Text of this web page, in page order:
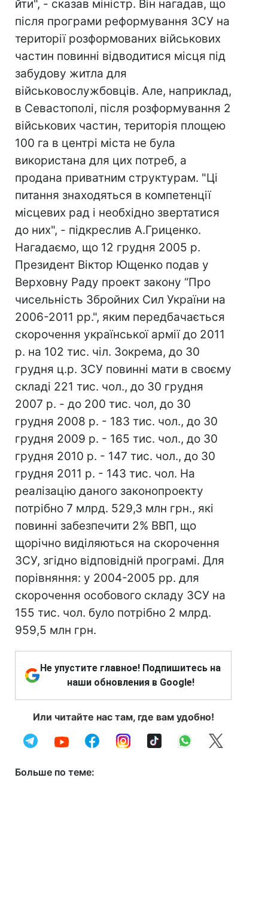
йти", - сказав міністр. Він нагадав, що
після програми реформування ЗСУ на
території розформованих військових
частин повинні відводитися місця під
забудову житла для
військовослужбовців. Але, наприклад,
в Севастополі, після розформування 2
військових частин, територія площею
100 га в центрі міста не була
використана для цих потреб, а
продана приватним структурам. "Ці
питання знаходяться в компетенції
місцевих рад і необхідно звертатися
до них", - підкреслив А.Гриценко.
Нагадаємо, що 12 грудня 2005 р.
Президент Віктор Ющенко подав у
Верховну Раду проект закону “Про
чисельність Збройних Сил України на
2006-2011 рр.", яким передбачається
скорочення української армії до 2011
р. на 102 тис. чіл. Зокрема, до 30
грудня ц.р. ЗСУ повинні мати в своєму
складі 221 тис. чол., до 30 грудня
2007 р. - до 200 тис. чол, до 30
грудня 2008 р. - 183 тис. чол., до 30
грудня 2009 р. - 165 тис. чол., до 30
грудня 2010 р. - 147 тис. чол., до 30
грудня 2011 р. - 143 тис. чол. На
реалізацію даного законопроекту
потрібно 7 млрд. 529,3 млн грн., які
повинні забезпечити 2% ВВП, що
щорічно виділяються на скорочення
ЗСУ, згідно відповідній програмі. Для
порівняння: у 2004-2005 рр. для
скорочення особового складу ЗСУ на
155 тис. чол. було потрібно 2 млрд.
959,5 млн грн.
Не упустите главное! Подпишитесь на
наши обновления в Google!
Или читайте нас там, где вам удобно!
Больше по теме: